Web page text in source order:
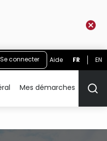
Se connecter Aide FR EN
Mes démarches